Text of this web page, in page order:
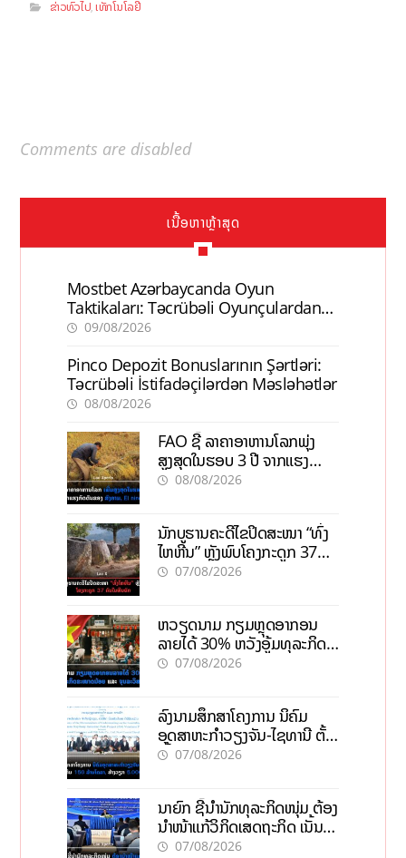
ຂ່າວທົ່ວໄປ,ເທັກໂນໂລຢີ
Comments are disabled
ເນື້ອຫາຫຼ້າສຸດ
Mostbet Azərbaycanda Oyun
Taktikaları: Təcrübəli Oyunçulardan
İpuçları
09/08/2026
Pinco Depozit Bonuslarının Şərtləri:
Təcrübəli İstifadəçilərdən Məsləhətlər
08/08/2026
FAO ຊີ້ ລາຄາອາຫານໂລກພຸ່ງ
ສູງສຸດໃນຮອບ 3 ປີ ຈາກແຮງ
ກົດດັນຂອງສົງຄາມ, El nino
08/08/2026
ນັກບູຮານຄະດີໄຂປິດສະໜາ “ທົ່ງ
ໄຫຫີນ” ຫຼັງພົບໂຄງກະດູກ 37
ຄົນໃນຫີນຍັກ
07/08/2026
ຫວຽດນາມ ກຽມຫຼຸດອາກອນ
ລາຍໄດ້ 30% ຫວັງອູ້ມທຸລະກິດ
ຂະໜາດນ້ອຍ ແລະ ຈຸນລະ
07/08/2026
ລົງນາມສຶກສາໂຄງການ ນິຄົມ
ອຸດສາຫະກຳວຽງຈັນ-ໄຊທານີ ຕັ້ງ
ເປົ້າດຶງທຶນ 150 ລ້ານໂດລາ, ສ້າງ
07/08/2026
ນາຍົກ ຊີ້ນຳນັກທຸລະກິດໜຸ່ມ ຕ້ອງ
ນຳໜ້າແກ້ວິກິດເສດຖະກິດ ເນັ້ນດຶງ
ທຶນສາກົນ, ຫັນສູ່ດິຈິຕອນ
07/08/2026